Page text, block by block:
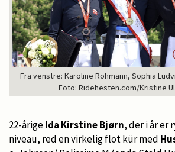
Fra venstre: Karoline Rohmann, Sophia
Foto: Ridehesten.com/Kristine
22-årigeIda Kirstine Bjørn, der i år er
niveau, red en virkelig flot kür med